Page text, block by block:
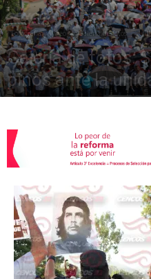
Fotografía y Video Galería de fotos
Galería de fotos:
pinos ante la